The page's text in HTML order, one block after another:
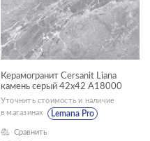
Керамогранит Cersanit Liana
камень серый 42x42 A18000
Уточнить стоимость и наличие
в магазинах
Lemana Pro
Сравнить